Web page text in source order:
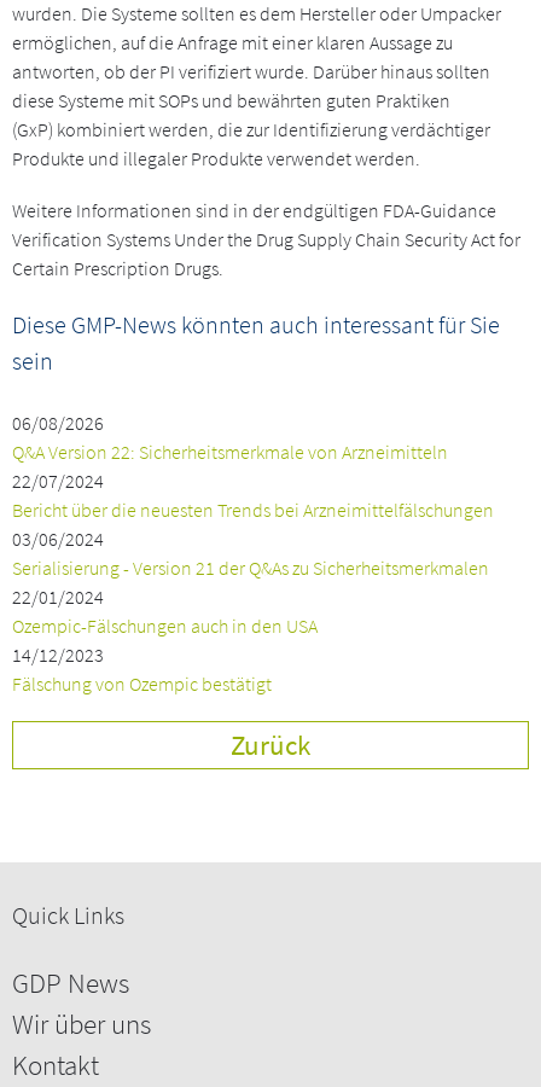
wurden. Die Systeme sollten es dem Hersteller oder Umpacker
ermöglichen, auf die Anfrage mit einer klaren Aussage zu
antworten, ob der PI verifiziert wurde. Darüber hinaus sollten
diese Systeme mit SOPs und bewährten guten Praktiken
(GxP) kombiniert werden, die zur Identifizierung verdächtiger
Produkte und illegaler Produkte verwendet werden.
Weitere Informationen sind in der endgültigen FDA-Guidance
Verification Systems Under the Drug Supply Chain Security Act for
Certain Prescription Drugs.
Diese GMP-News könnten auch interessant für Sie
sein
06/08/2026
Q&A Version 22: Sicherheitsmerkmale von Arzneimitteln
22/07/2024
Bericht über die neuesten Trends bei Arzneimittelfälschungen
03/06/2024
Serialisierung - Version 21 der Q&As zu Sicherheitsmerkmalen
22/01/2024
Ozempic-Fälschungen auch in den USA
14/12/2023
Fälschung von Ozempic bestätigt
Zurück
Quick Links
GDP News
Wir über uns
Kontakt